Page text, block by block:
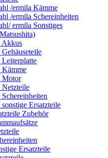
/ermila Kämme
/ermila Schereinheiten
ermila Sonstiges
Akkus
Leiterplatte
Kämme
Motor
Netzteile
Schereinheiten
sonstige Ersatzteile
Zubehör
Ersatzteile